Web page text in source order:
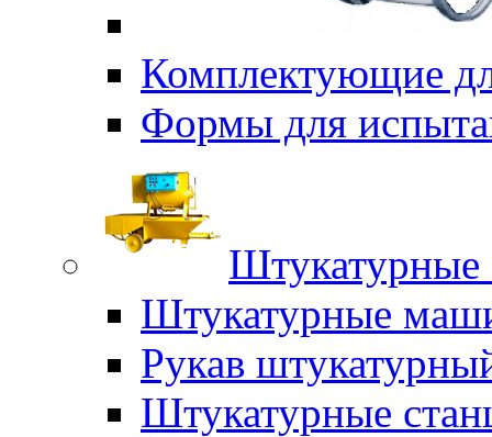
Комплектующие
Формы для
Штукатурные
Штукатурные
Рукав
Штукатурные